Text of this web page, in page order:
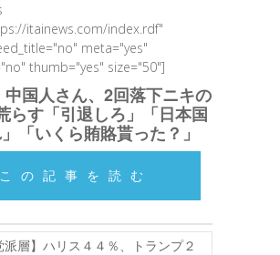
itainews.com/index.rdf"
meta="yes"
thumb="yes" size="50"]
中国人さん、2回落下ニキの
らす「引退しろ」「日本国
「いくら賄賂貰った？」
この記事を読む
派層】ハリス４４％、トランプ２